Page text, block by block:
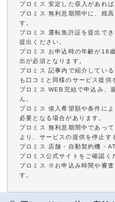
プロミス 安定した収入があれ
プロミス 無利息期間中に、残
す。
プロミス 運転免許証を提出で
提出ください。
プロミス お申込時の年齢が18
出が必須となります。
プロミス 記事内で紹介してい
も口コミと同様のサービス提供
プロミス WEB完結で申込み、
ん。
プロミス 借入希望額や条件に
必要となる場合があります。
プロミス 無利息期間中であっ
より、サービスの提供を停止す
プロミス 店舗・自動契約機・
プロミス公式サイトをご確認く
プロミス ※お申込み時間や審査
す。